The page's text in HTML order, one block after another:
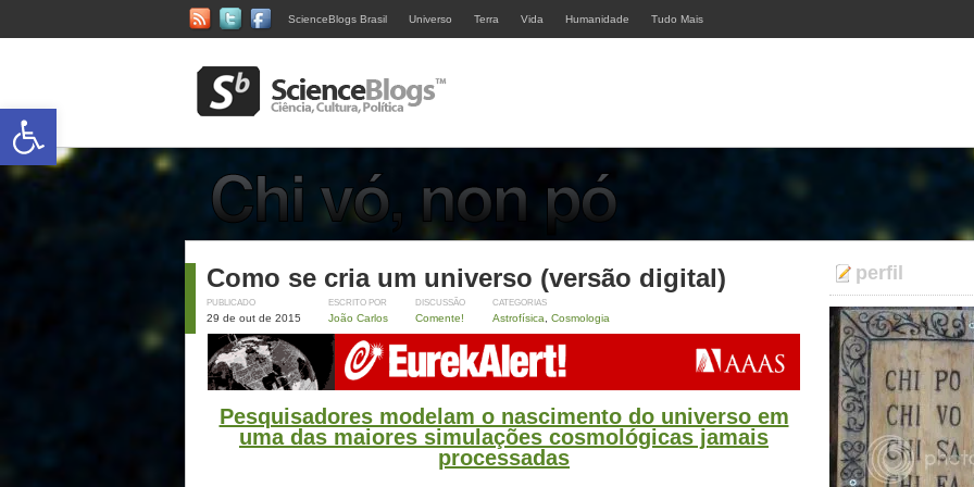
ScienceBlogs Brasil Universo Terra Vida Humanidade Tudo Mais
Como se cria um universo (versão digital)
PUBLICADO
29 de out de 2015
ESCRITO POR
João Carlos
DISCUSSÃO
Comente!
CATEGORIAS
Astrofísica Cosmologia
Pesquisadores modelam o nascimento do universo em
uma das maiores simulações cosmológicas jamais
processadas
perfil
Abrir a barra de ferramentas